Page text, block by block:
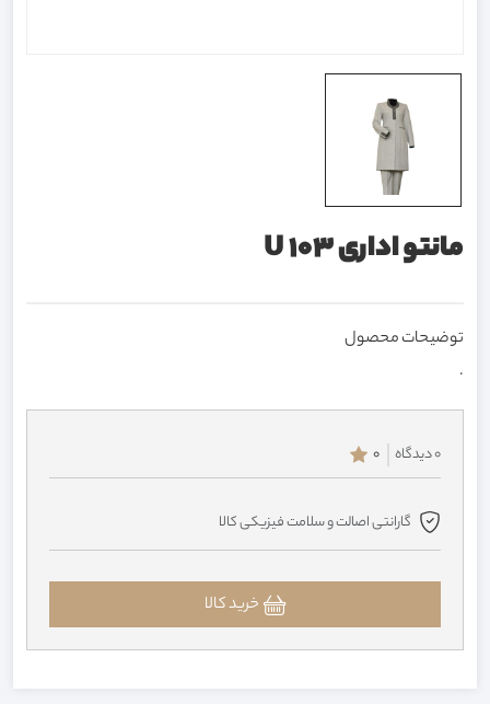
مانتو اداری U 103
توضیحات محصول
.
0 دیدگاه 0
گارانتی اصالت و سلامت فیزیکی کالا
خرید کالا